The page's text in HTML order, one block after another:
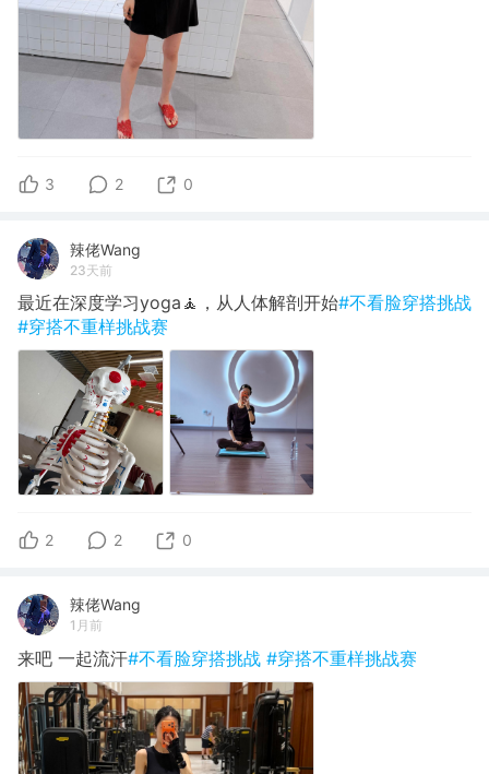
3 2 0
辣佬Wang
23天前
最近在深度学习yoga🧘，从人体解剖开始#不看脸穿搭挑战
#穿搭不重样挑战赛
2 2 0
辣佬Wang
1月前
来吧 一起流汗#不看脸穿搭挑战 #穿搭不重样挑战赛